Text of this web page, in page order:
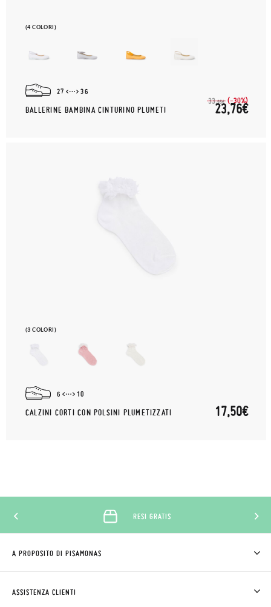
(4 COLORI)
27 36
BALLERINE BAMBINA CINTURINO PLUMETI
33,95€ (-30%)
23,76€
(3 COLORI)
6 10
CALZINI CORTI CON POLSINI PLUMETIZZATI 17,50€
RESI GRATIS
A PROPOSITO DI PISAMONAS
ASSISTENZA CLIENTI